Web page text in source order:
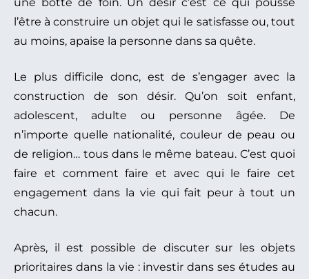
l’être à construire un objet qui le satisfasse ou, tout
au moins, apaise la personne dans sa quête.
Le plus difficile donc, est de s’engager avec la
construction de son désir. Qu’on soit enfant,
adolescent, adulte ou personne âgée. De
n’importe quelle nationalité, couleur de peau ou
de religion… tous dans le même bateau. C’est quoi
faire et comment faire et avec qui le faire cet
engagement dans la vie qui fait peur à tout un
chacun.
Après, il est possible de discuter sur les objets
prioritaires dans la vie : investir dans ses études au